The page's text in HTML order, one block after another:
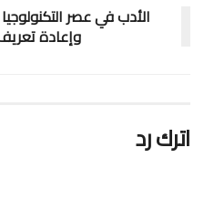
الأدب في عصر
وإعادة
اترك رد